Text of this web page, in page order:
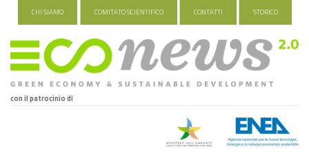
CHI SIAMO COMITATO SCIENTIFICO CONTATTI STORICO
con il patrocinio di